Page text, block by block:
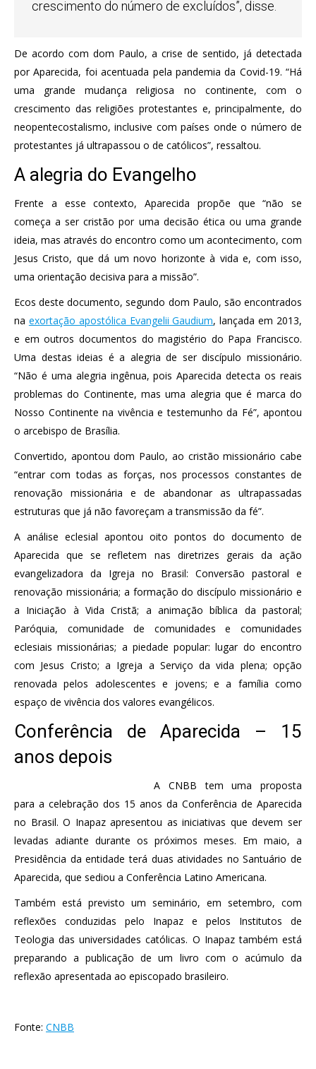
crescimento do número de excluídos”, disse.
De acordo com dom Paulo, a crise de sentido, já detectada
por Aparecida, foi acentuada pela pandemia da Covid-19. “Há
uma grande mudança religiosa no continente, com o
crescimento das religiões protestantes e, principalmente, do
neopentecostalismo, inclusive com países onde o número de
protestantes já ultrapassou o de católicos”, ressaltou.
A alegria do Evangelho
Frente a esse contexto, Aparecida propõe que “não se
começa a ser cristão por uma decisão ética ou uma grande
ideia, mas através do encontro como um acontecimento, com
Jesus Cristo, que dá um novo horizonte à vida e, com isso,
uma orientação decisiva para a missão”.
Ecos deste documento, segundo dom Paulo, são encontrados
na exortação apostólica Evangelii Gaudium, lançada em 2013,
e em outros documentos do magistério do Papa Francisco.
Uma destas ideias é a alegria de ser discípulo missionário.
“Não é uma alegria ingênua, pois Aparecida detecta os reais
problemas do Continente, mas uma alegria que é marca do
Nosso Continente na vivência e testemunho da Fé”, apontou
o arcebispo de Brasília.
Convertido, apontou dom Paulo, ao cristão missionário cabe
“entrar com todas as forças, nos processos constantes de
renovação missionária e de abandonar as ultrapassadas
estruturas que já não favoreçam a transmissão da fé”.
A análise eclesial apontou oito pontos do documento de
Aparecida que se refletem nas diretrizes gerais da ação
evangelizadora da Igreja no Brasil: Conversão pastoral e
renovação missionária; a formação do discípulo missionário e
a Iniciação à Vida Cristã; a animação bíblica da pastoral;
Paróquia, comunidade de comunidades e comunidades
eclesiais missionárias; a piedade popular: lugar do encontro
com Jesus Cristo; a Igreja a Serviço da vida plena; opção
renovada pelos adolescentes e jovens; e a família como
espaço de vivência dos valores evangélicos.
Conferência de Aparecida – 15
anos depois
A CNBB tem uma proposta
para a celebração dos 15 anos da Conferência de Aparecida
no Brasil. O Inapaz apresentou as iniciativas que devem ser
levadas adiante durante os próximos meses. Em maio, a
Presidência da entidade terá duas atividades no Santuário de
Aparecida, que sediou a Conferência Latino Americana.
Também está previsto um seminário, em setembro, com
reflexões conduzidas pelo Inapaz e pelos Institutos de
Teologia das universidades católicas. O Inapaz também está
preparando a publicação de um livro com o acúmulo da
reflexão apresentada ao episcopado brasileiro.
Fonte: CNBB